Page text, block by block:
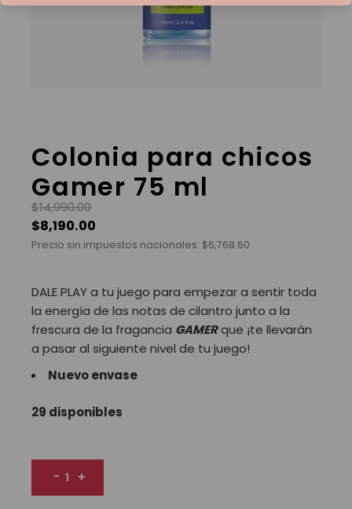
Colonia para chicos
Gamer 75 ml
$14,990.00
$8,190.00
Precio sin impuestos nacionales: $6,768.60
DALE PLAY a tu juego para empezar a sentir toda
la energía de las notas de cilantro junto a la
frescura de la fragancia GAMERque ¡te llevarán
a pasar al siguiente nivel de tu juego!
Nuevo envase
29 disponibles
Colonia para chicos Gamer 75 ml cantidad
- +